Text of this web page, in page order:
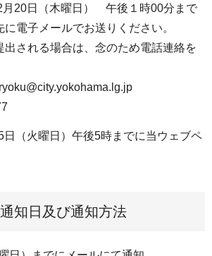
月20日（木曜日） 午後１時00分まで
電子メールでお送りください。
る場合は、念のため電話連絡を
日（火曜日）午後5時までに当ウェブペ
知日及び通知方法